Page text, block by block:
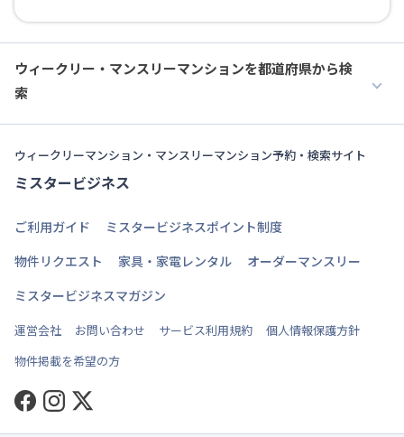
ウィークリー・マンスリーマンションを都道府県から検
索
ウィークリーマンション・マンスリーマンション予約・検索サイト
ミスタービジネス
ご利用ガイド
ミスタービジネスポイント制度
物件リクエスト
家具・家電レンタル
オーダーマンスリー
ミスタービジネスマガジン
運営会社 お問い合わせ サービス利用規約
個人情報保護方針
物件掲載を希望の方
Facebook
Instagram
Twitter